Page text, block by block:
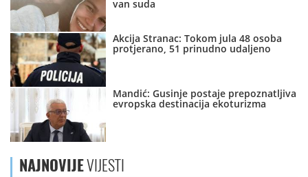
van suda
Akcija Stranac: Tokom jula 48 osoba
protjerano, 51 prinudno udaljeno
Mandić: Gusinje postaje prepoznatljiva
evropska destinacija ekoturizma
NAJNOVIJEVIJESTI